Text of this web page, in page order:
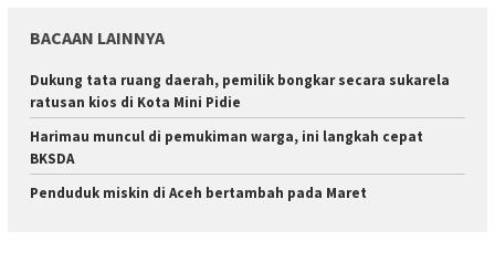
BACAAN LAINNYA
Dukung tata ruang daerah, pemilik bongkar secara sukarela
ratusan kios di Kota Mini Pidie
Harimau muncul di pemukiman warga, ini langkah cepat
BKSDA
Penduduk miskin di Aceh bertambah pada Maret